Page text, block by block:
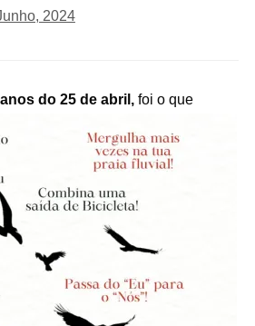
2024
do 25 de abril,foi o que